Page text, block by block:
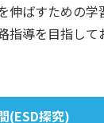
ばすための学
導を目指し
(ESD探究)